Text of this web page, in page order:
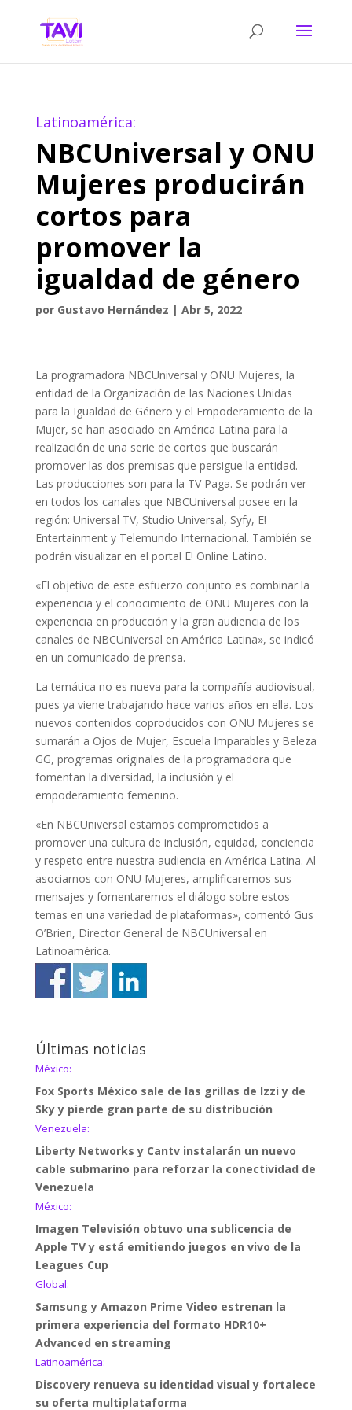
Latinoamérica:
NBCUniversal y ONU
Mujeres producirán
cortos para
promover la
igualdad de género
por Gustavo Hernández | Abr 5, 2022
La programadora NBCUniversal y ONU Mujeres, la
entidad de la Organización de las Naciones Unidas
para la Igualdad de Género y el Empoderamiento de la
Mujer, se han asociado en América Latina para la
realización de una serie de cortos que buscarán
promover las dos premisas que persigue la entidad.
Las producciones son para la TV Paga. Se podrán ver
en todos los canales que NBCUniversal posee en la
región: Universal TV, Studio Universal, Syfy, E!
Entertainment y Telemundo Internacional. También se
podrán visualizar en el portal E! Online Latino.
«El objetivo de este esfuerzo conjunto es combinar la
experiencia y el conocimiento de ONU Mujeres con la
experiencia en producción y la gran audiencia de los
canales de NBCUniversal en América Latina», se indicó
en un comunicado de prensa.
La temática no es nueva para la compañía audiovisual,
pues ya viene trabajando hace varios años en ella. Los
nuevos contenidos coproducidos con ONU Mujeres se
sumarán a Ojos de Mujer, Escuela Imparables y Beleza
GG, programas originales de la programadora que
fomentan la diversidad, la inclusión y el
empoderamiento femenino.
«En NBCUniversal estamos comprometidos a
promover una cultura de inclusión, equidad, conciencia
y respeto entre nuestra audiencia en América Latina. Al
asociarnos con ONU Mujeres, amplificaremos sus
mensajes y fomentaremos el diálogo sobre estos
temas en una variedad de plataformas», comentó Gus
O’Brien, Director General de NBCUniversal en
Latinoamérica.
Últimas noticias
México:
Fox Sports México sale de las grillas de Izzi y de
Sky y pierde gran parte de su distribución
Venezuela:
Liberty Networks y Cantv instalarán un nuevo
cable submarino para reforzar la conectividad de
Venezuela
México:
Imagen Televisión obtuvo una sublicencia de
Apple TV y está emitiendo juegos en vivo de la
Leagues Cup
Global:
Samsung y Amazon Prime Video estrenan la
primera experiencia del formato HDR10+
Advanced en streaming
Latinoamérica:
Discovery renueva su identidad visual y fortalece
su oferta multiplataforma